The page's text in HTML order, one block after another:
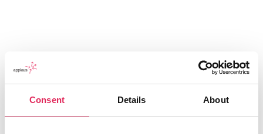
Consent Details About